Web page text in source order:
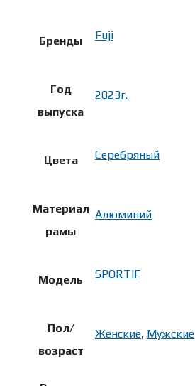
Бренды Fuji
Год
выпуска
2023г.
Цвета Серебряный
Материал
рамы
Алюминий
Модель SPORTIF
Пол/
возраст
Женские, Мужские